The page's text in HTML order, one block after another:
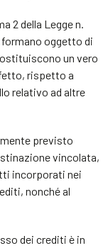
2 della Legge n.
formano oggetto di
un vero
rispetto a
relativo ad altre
previsto
vincolata,
incorporati nei
nonché al
dei crediti è in